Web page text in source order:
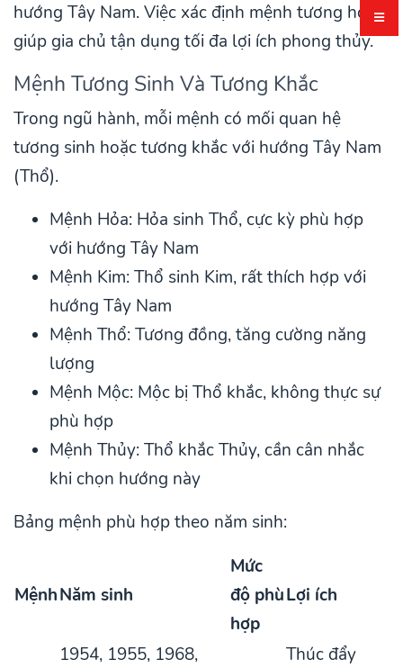
hướng Tây Nam. Việc xác định mệnh tương hợp
giúp gia chủ tận dụng tối đa lợi ích phong thủy.
Mệnh Tương Sinh Và Tương Khắc
Trong ngũ hành, mỗi mệnh có mối quan hệ
tương sinh hoặc tương khắc với hướng Tây Nam
(Thổ).
Mệnh Hỏa: Hỏa sinh Thổ, cực kỳ phù hợp
với hướng Tây Nam
Mệnh Kim: Thổ sinh Kim, rất thích hợp với
hướng Tây Nam
Mệnh Thổ: Tương đồng, tăng cường năng
lượng
Mệnh Mộc: Mộc bị Thổ khắc, không thực sự
phù hợp
Mệnh Thủy: Thổ khắc Thủy, cần cân nhắc
khi chọn hướng này
Bảng mệnh phù hợp theo năm sinh:
MệnhNăm sinh
Mức
độ phù
hợp
Lợi ích
1954, 1955, 1968,
Thúc đẩy